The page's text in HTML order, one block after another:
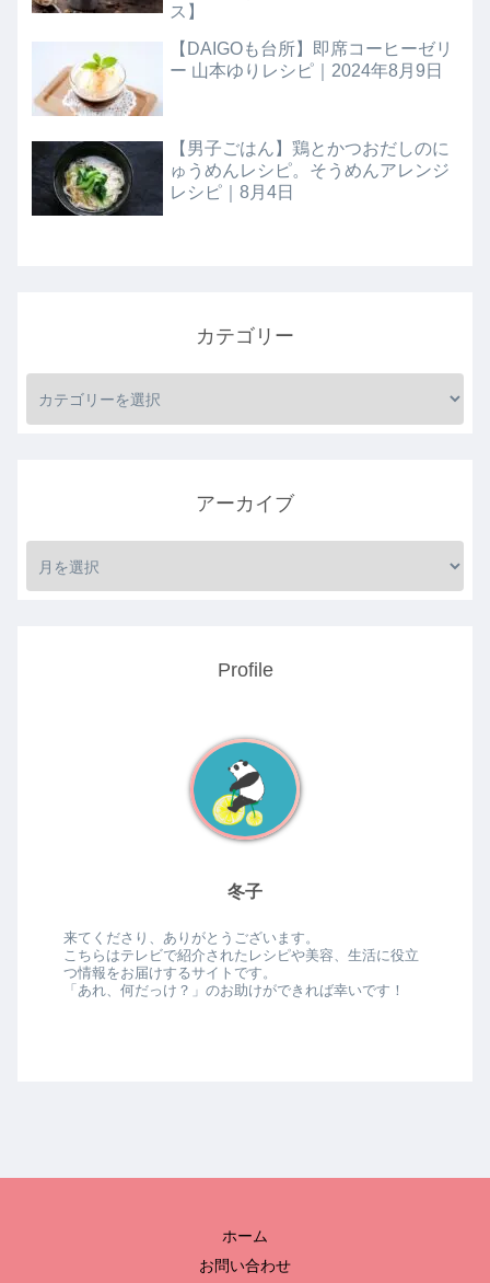
ス】
【DAIGOも台所】即席コーヒーゼリ
ー 山本ゆりレシピ｜2024年8月9日
【男子ごはん】鶏とかつおだしのに
ゅうめんレシピ。そうめんアレンジ
レシピ｜8月4日
カテゴリー
アーカイブ
Profile
冬子
来てくださり、ありがとうございます。
こちらはテレビで紹介されたレシピや美容、生活に役立
つ情報をお届けするサイトです。
「あれ、何だっけ？」のお助けができれば幸いです！
ホーム
お問い合わせ